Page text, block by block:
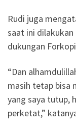
Rudi juga
saat ini
dukungan
“Dan
masih tetap bisa
yang saya tutup,
perketat,”